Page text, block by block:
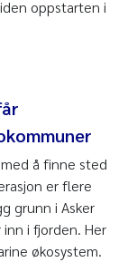
oppstarten i
å finne sted
er flere
grunn i Asker
i fjorden. Her
økosystem.